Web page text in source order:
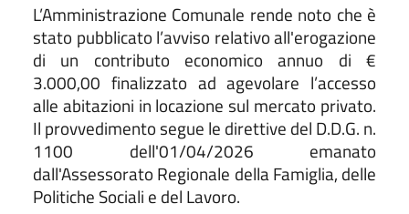
L’Amministrazione Comunale rende noto che è
stato pubblicato l’avviso relativo all'erogazione
di un contributo economico annuo di €
3.000,00 finalizzato ad agevolare l’accesso
alle abitazioni in locazione sul mercato privato.
Il provvedimento segue le direttive del D.D.G. n.
1100 dell'01/04/2026 emanato
dall'Assessorato Regionale della Famiglia, delle
Politiche Sociali e del Lavoro.